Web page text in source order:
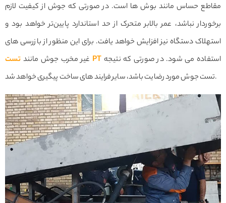
مقاطع حساس مانند بوش ها است. در صورتی که جوش از کیفیت لازم
برخوردار نباشد، عمر بالابر متحرک از حد استاندارد پایین‌تر خواهد بود و
استهلاک دستگاه نیز افزایش خواهد یافت. برای این منظور از بازرسی های
غیر مخرب جوش مانند تست PT
تست جوش مورد رضایت باشد، سایر فرایند های ساخت پیگیری خواهد شد.